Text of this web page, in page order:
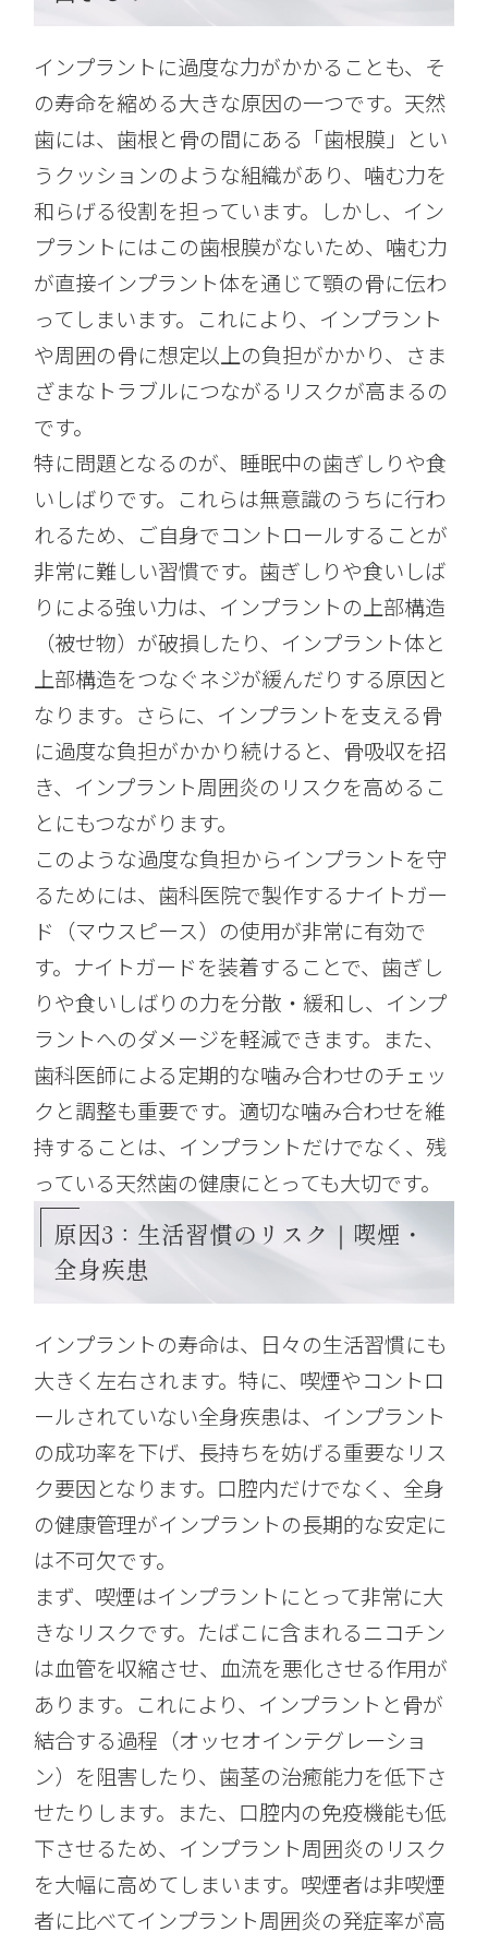
インプラントに過度な力がかかることも、そ
の寿命を縮める大きな原因の一つです。天然
歯には、歯根と骨の間にある「歯根膜」とい
うクッションのような組織があり、噛む力を
和らげる役割を担っています。しかし、イン
プラントにはこの歯根膜がないため、噛む力
が直接インプラント体を通じて顎の骨に伝わ
ってしまいます。これにより、インプラント
や周囲の骨に想定以上の負担がかかり、さま
ざまなトラブルにつながるリスクが高まるの
です。
特に問題となるのが、睡眠中の歯ぎしりや食
いしばりです。これらは無意識のうちに行わ
れるため、ご自身でコントロールすることが
非常に難しい習慣です。歯ぎしりや食いしば
りによる強い力は、インプラントの上部構造
（被せ物）が破損したり、インプラント体と
上部構造をつなぐネジが緩んだりする原因と
なります。さらに、インプラントを支える骨
に過度な負担がかかり続けると、骨吸収を招
き、インプラント周囲炎のリスクを高めるこ
とにもつながります。
このような過度な負担からインプラントを守
るためには、歯科医院で製作するナイトガー
ド（マウスピース）の使用が非常に有効で
す。ナイトガードを装着することで、歯ぎし
りや食いしばりの力を分散・緩和し、インプ
ラントへのダメージを軽減できます。また、
歯科医師による定期的な噛み合わせのチェッ
クと調整も重要です。適切な噛み合わせを維
持することは、インプラントだけでなく、残
っている天然歯の健康にとっても大切です。
原因3：生活習慣のリスク｜喫煙・
全身疾患
インプラントの寿命は、日々の生活習慣にも
大きく左右されます。特に、喫煙やコントロ
ールされていない全身疾患は、インプラント
の成功率を下げ、長持ちを妨げる重要なリス
ク要因となります。口腔内だけでなく、全身
の健康管理がインプラントの長期的な安定に
は不可欠です。
まず、喫煙はインプラントにとって非常に大
きなリスクです。たばこに含まれるニコチン
は血管を収縮させ、血流を悪化させる作用が
あります。これにより、インプラントと骨が
結合する過程（オッセオインテグレーショ
ン）を阻害したり、歯茎の治癒能力を低下さ
せたりします。また、口腔内の免疫機能も低
下させるため、インプラント周囲炎のリスク
を大幅に高めてしまいます。喫煙者は非喫煙
者に比べてインプラント周囲炎の発症率が高